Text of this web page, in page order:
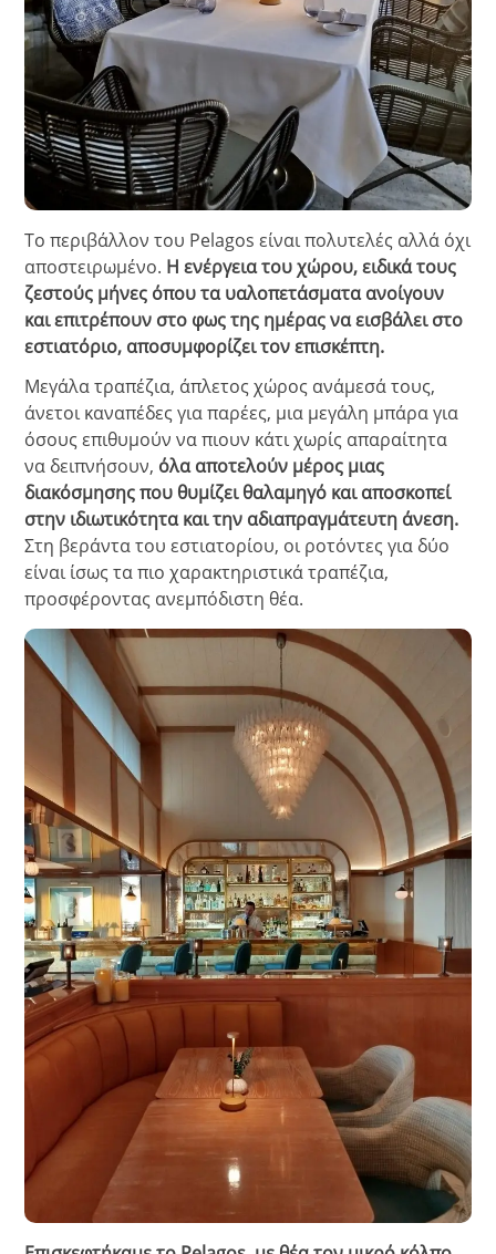
Το περιβάλλον του Pelagos είναι πολυτελές αλλά όχι
αποστειρωμένο. Η ενέργεια του χώρου, ειδικά τους
ζεστούς μήνες όπου τα υαλοπετάσματα ανοίγουν
και επιτρέπουν στο φως της ημέρας να εισβάλει στο
εστιατόριο, αποσυμφορίζει τον επισκέπτη.
Μεγάλα τραπέζια, άπλετος χώρος ανάμεσά τους,
άνετοι καναπέδες για παρέες, μια μεγάλη μπάρα για
όσους επιθυμούν να πιουν κάτι χωρίς απαραίτητα
να δειπνήσουν, όλα αποτελούν μέρος μιας
διακόσμησης που θυμίζει θαλαμηγό και αποσκοπεί
στην ιδιωτικότητα και την αδιαπραγμάτευτη άνεση.
Στη βεράντα του εστιατορίου, οι ροτόντες για δύο
είναι ίσως τα πιο χαρακτηριστικά τραπέζια,
προσφέροντας ανεμπόδιστη θέα.